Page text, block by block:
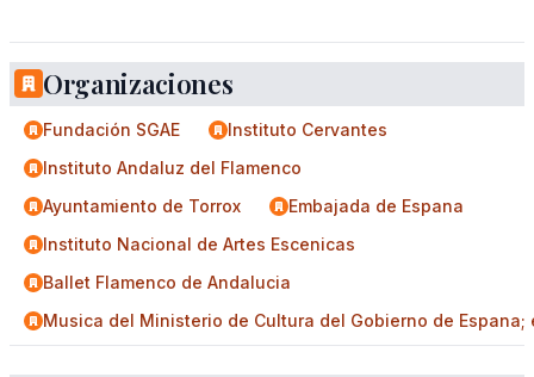
Organizaciones
Fundación SGAE
Instituto Cervantes
Instituto Andaluz del Flamenco
Ayuntamiento de Torrox
Embajada de Espana
Instituto Nacional de Artes Escenicas
Ballet Flamenco de Andalucia
Musica del Ministerio de Cultura del Gobierno de